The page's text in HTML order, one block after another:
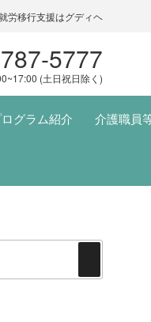
労移行支援はグディヘ
5777
(土日祝日除く)
グラム紹介 介護職員
索